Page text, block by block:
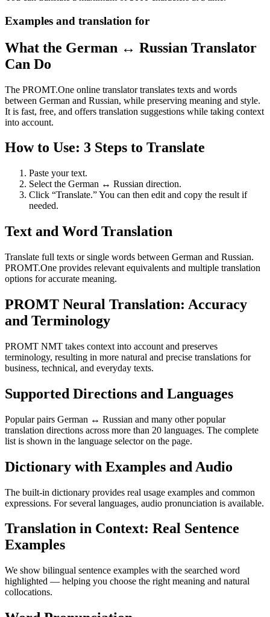
Examples and translation for
What the German ↔ Russian Translator
Can Do
The PROMT.One online translator translates texts and words
between German and Russian, while preserving meaning and style.
It is fast, free, and offers translation suggestions while taking context
into account.
How to Use: 3 Steps to Translate
Paste your text.
Select the German ↔ Russian direction.
Click “Translate.” You can then edit and copy the result if
needed.
Text and Word Translation
Translate full texts or single words between German and Russian.
PROMT.One provides relevant equivalents and multiple translation
options for accurate meaning.
PROMT Neural Translation: Accuracy
and Terminology
PROMT NMT takes context into account and preserves
terminology, resulting in more natural and precise translations for
business, technical, and everyday texts.
Supported Directions and Languages
Popular pairs German ↔ Russian and many other popular
translation directions across more than 20 languages. The complete
list is shown in the language selector on the page.
Dictionary with Examples and Audio
The built-in dictionary provides real usage examples and common
expressions. For several languages, audio pronunciation is available.
Translation in Context: Real Sentence
Examples
We show bilingual sentence examples with the searched word
highlighted — helping you choose the right meaning and natural
collocations.